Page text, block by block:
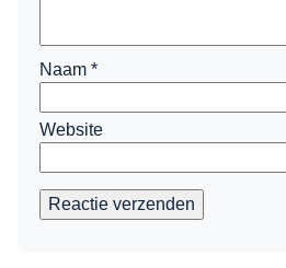
Naam *
Website
Reactie verzenden